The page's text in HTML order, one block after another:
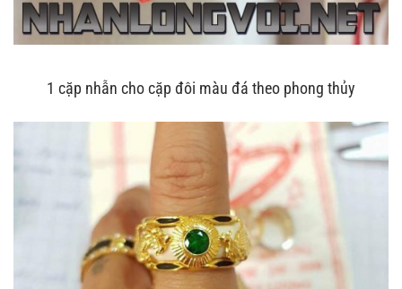
1 cặp nhẫn cho cặp đôi màu đá theo phong thủy